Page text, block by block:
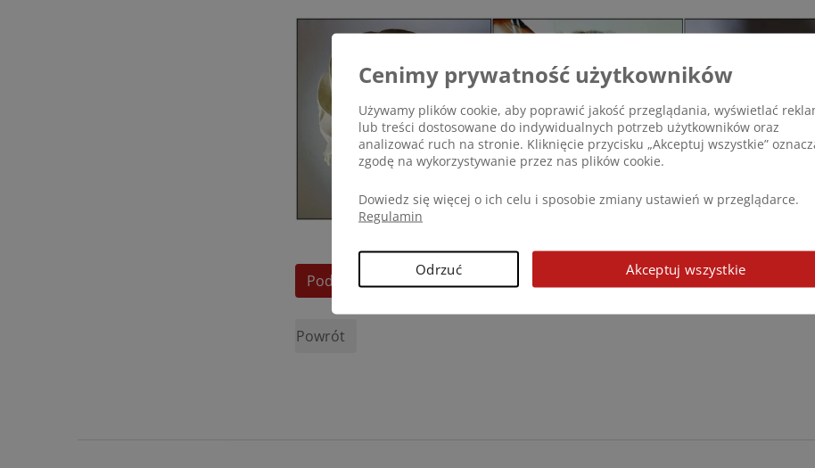
Podziel się opinią
Powrót
Cenimy prywatność użytkowników
Używamy plików cookie, aby poprawić jakość przeglądania, wyświetlać
lub treści dostosowane do indywidualnych potrzeb użytkowników oraz
analizować ruch na stronie. Kliknięcie przycisku „Akceptuj wszystkie”
zgodę na wykorzystywanie przez nas plików cookie.
Dowiedz się więcej o ich celu i sposobie zmiany ustawień w przeglądarce.
Regulamin
Odrzuć Akceptuj wszystkie